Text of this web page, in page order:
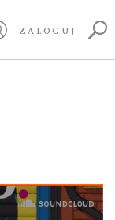
ZALOGUJ